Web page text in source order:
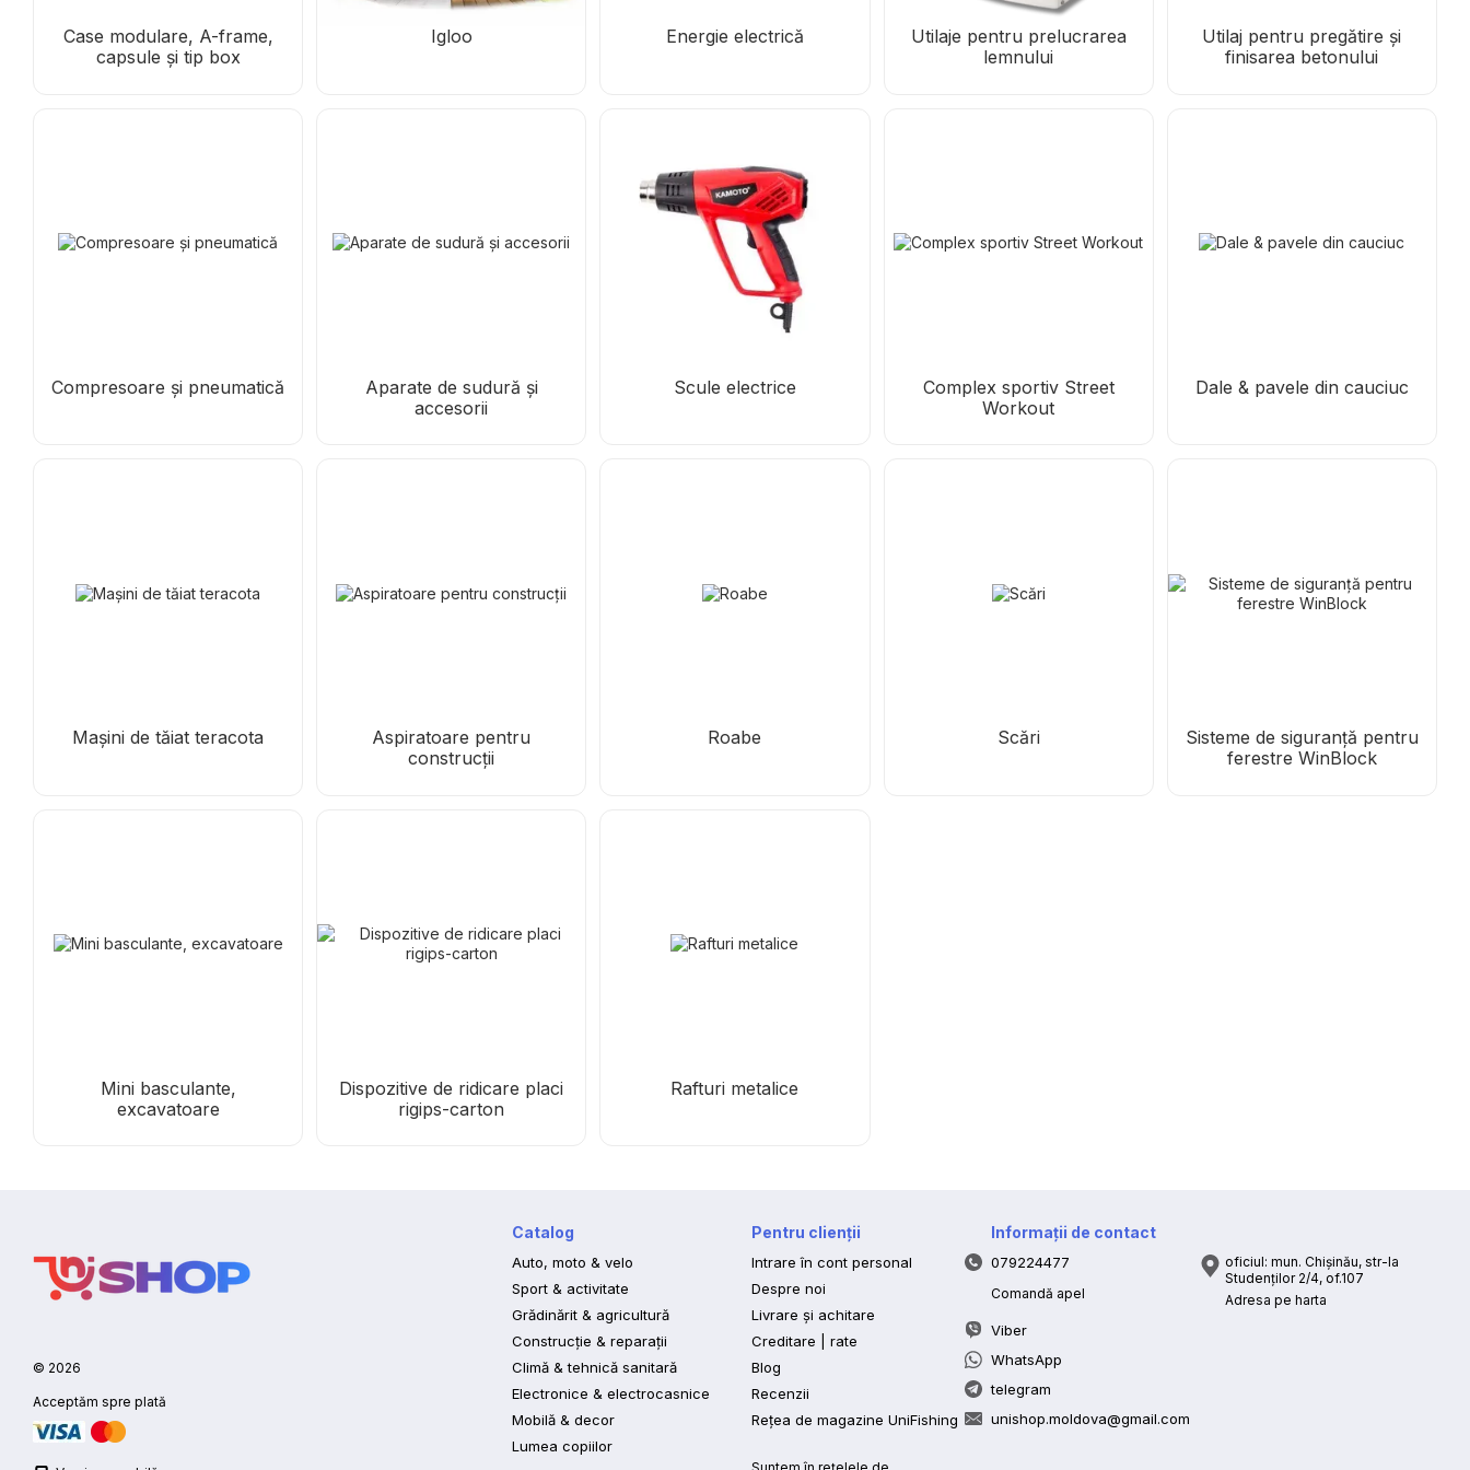
Case modulare, A-frame,
capsule și tip box
Igloo Energie electrică
Utilaje pentru prelucrarea
lemnului
Utilaj pentru pregătire și
finisarea betonului
Compresoare și pneumatică
Aparate de sudură și
accesorii
Scule electrice
Complex sportiv Street
Workout
Dale & pavele din cauciuc
Mașini de tăiat teracota
Aspiratoare pentru
construcții
Roabe Scări
Sisteme de siguranță pentru
ferestre WinBlock
Mini basculante,
excavatoare
Dispozitive de ridicare placi
rigips-carton
Rafturi metalice
© 2026
Acceptăm spre plată
Catalog
Auto, moto & velo
Sport & activitate
Grădinărit & agricultură
Construcție & reparații
Climă & tehnică sanitară
Electronice & electrocasnice
Mobilă & decor
Lumea copiilor
Pentru clienții
Intrare în cont personal
Despre noi
Livrare și achitare
Creditare | rate
Blog
Recenzii
Rețea de magazine UniFishing
Informații de contact
079224477
Comandă apel
Viber
WhatsApp
telegram
unishop.moldova@gmail.com
oficiul: mun. Chișinău, str-la
Studenților 2/4, of.107
Adresa pe harta